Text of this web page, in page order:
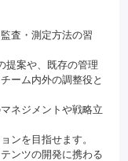
査・測定方法の習
提案や、既存の管理
ーム内外の調整役と
ネジメントや戦略立
ンを目指せます。
ンツの開発に携わる